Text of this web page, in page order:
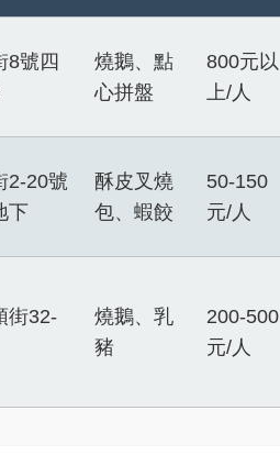
8號四
燒鵝、點
心拼盤
800元以
上/人
2-20號
下
酥皮叉燒
包、蝦餃
50-150
元/人
街32-
燒鵝、乳
豬
200-500
元/人